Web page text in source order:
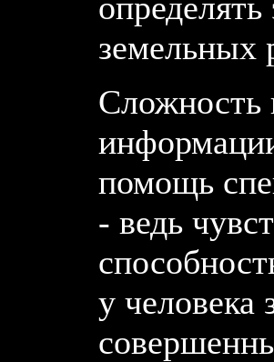
земельных
Сложность
помощь
- ведь
у